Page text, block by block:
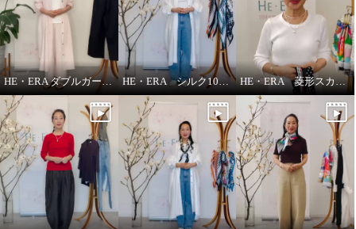
HE・ERA ダブルガーゼ パンツ HE・ERA シルク100％アレンジ広がる 菱形スカーフ HE・ERA 菱形スカーフの巻き方